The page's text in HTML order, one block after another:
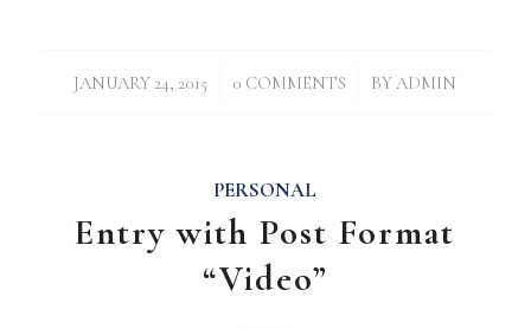
JANUARY 24, 2015
/ 0 COMMENTS
/ BYADMIN
PERSONAL
Entry with Post Format
“Video”